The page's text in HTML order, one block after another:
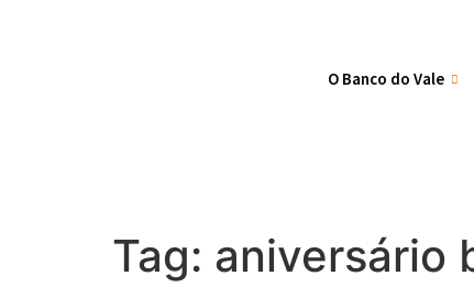
O Banco do Vale
Tag: aniversário